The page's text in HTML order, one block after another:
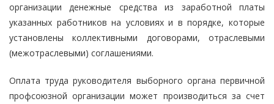
организации денежные средства из заработной платы
указанных работников на условиях и в порядке, которые
установлены коллективными договорами, отраслевыми
(межотраслевыми) соглашениями.
Оплата труда руководителя выборного органа первичной
профсоюзной организации может производиться за счет